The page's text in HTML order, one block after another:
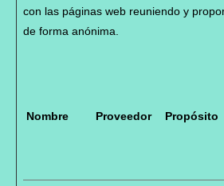
con las páginas web reuniendo y
de forma anónima.
Nombre Proveedor Propósito